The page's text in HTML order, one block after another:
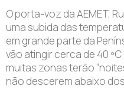
O porta-voz da AEMET,
uma subida das
em grande parte da
vão atingir cerca de 40
muitas zonas terão
não descerem abaixo dos